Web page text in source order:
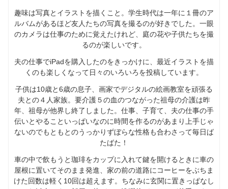
趣味は写真とイラストを描くこと。学生時代は一年に１冊のア
ルバムがあるほど友人たちの写真を撮るのが好きでした。一眼
のカメラは仕事のために覚えたけれど、庭の花や子供たちを撮
るのが楽しいです。
夫の仕事でiPadを購入したのをきっかけに、最近イラストを描
くのも楽しくなって日々のいろいろを投稿しています。
子供は10歳と6歳の息子、画家でデジタルの絵画教室を頑張る
夫との４人家族。要介護５の血のつながった祖母の介護は昨
年、祖母が他界し終了しました。仕事、子育て、夫の仕事の手
伝いとやることいっぱいなのに時間を作るのがあまり上手じゃ
ないのでもともとのうっかりずぼらな性格も合わさって毎日ば
たばた！
車の中で飲もうと珈琲をカップに入れて鍵を開けるときに車の
屋根に置いてそのまま発進、家の前の道路にコーヒーをぶちま
けた回数は軽く10回は超えます。ちなみに玄関に置きっぱなし